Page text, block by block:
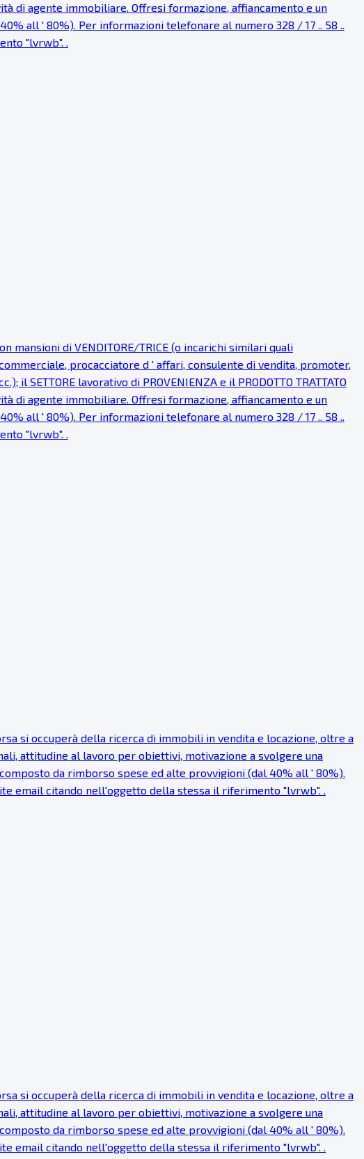
di agente immobiliare. Offresi formazione, affiancamento e un
all ' 80%). Per informazioni telefonare al numero 328 / 17 .. 58 ..
"lvrwb". .
mansioni di VENDITORE/TRICE (o incarichi similari quali
procacciatore d ' affari, consulente di vendita, promoter,
lavorativo di PROVENIENZA e il PRODOTTO TRATTATO
di agente immobiliare. Offresi formazione, affiancamento e un
all ' 80%). Per informazioni telefonare al numero 328 / 17 .. 58 ..
"lvrwb". .
si occuperà della ricerca di immobili in vendita e locazione, oltre a
attitudine al lavoro per obiettivi, motivazione a svolgere una
da rimborso spese ed alte provvigioni (dal 40% all ' 80%).
email citando nell'oggetto della stessa il riferimento "lvrwb". .
si occuperà della ricerca di immobili in vendita e locazione, oltre a
attitudine al lavoro per obiettivi, motivazione a svolgere una
da rimborso spese ed alte provvigioni (dal 40% all ' 80%).
email citando nell'oggetto della stessa il riferimento "lvrwb". .